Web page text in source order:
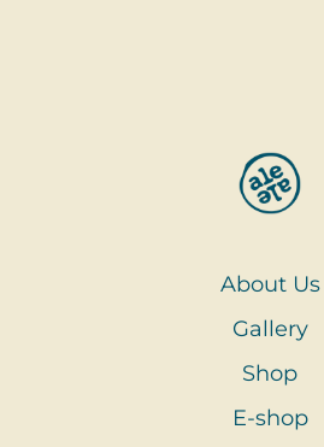
About Us
Gallery
Shop
E-shop